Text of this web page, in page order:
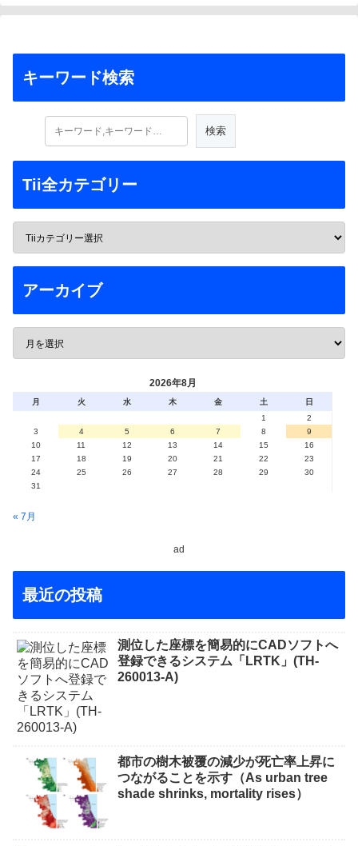
キーワード検索
Tii全カテゴリー
アーカイブ
2026年8月
月 火 水 木 金 土
日
1
2
3
4 5 6 7 8
9
10
11 12 13 14 15
16
17
18 19 20 21 22
23
24
25 26 27 28 29
30
31
« 7月
ad
最近の投稿
測位した座標を簡易的にCADソフトへ
登録できるシステム「LRTK」(TH-
260013-A)
都市の樹木被覆の減少が死亡率上昇に
つながることを示す（As urban tree
shade shrinks, mortality rises）